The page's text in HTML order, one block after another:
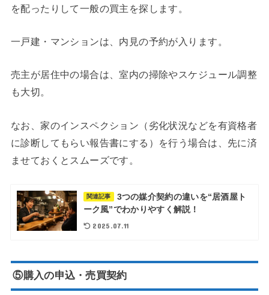
を配ったりして一般の買主を探します。
一戸建・マンションは、内見の予約が入ります。
売主が居住中の場合は、室内の掃除やスケジュール調整
も大切。
なお、家のインスペクション（劣化状況などを有資格者
に診断してもらい報告書にする）を行う場合は、先に済
ませておくとスムーズです。
関連記事
3つの媒介契約の違いを“居酒屋ト
ーク風”でわかりやすく解説！
2025.07.11
⑤購入の申込・売買契約